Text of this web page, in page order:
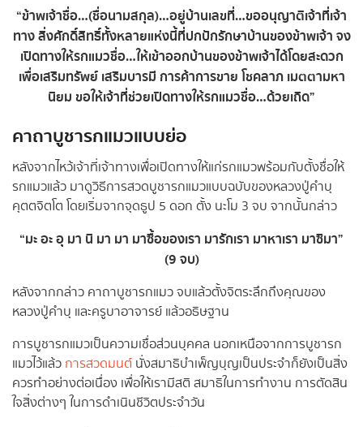
“ข้าพเจ้าชื่อ…(ชื่อนามสกุล)…อยู่บ้านเลขที่…ขออนุญาติเจ้าที่เจ้า
ทาง สิ่งศักดิ์สิทธิ์ทั้งหลายแห่งนี้ที่ปกปักรักษาบ้านของข้าพเจ้า จง
เปิดทางให้รกแมวชื่อ…ให้เข้าออกบ้านของข้าพเจ้าได้โดยสะดวก
เพื่อเสริมทรัพย์ เสริมบารมี การค้าการขาย โชคลาภ เมตตามหา
นิยม ขอให้เจ้าที่ช่วยเปิดทางให้รกแมวชื่อ…ด้วยเถิด”
คาถาบูชารกแมวแบบย่อ
หลังจากไหว้เจ้าที่เจ้าทางเพื่อเปิดทางให้แก่รกแมวพร้อมกับตั้งชื่อให้
รกแมวแล้ว มาดูวิธีการสวดบูชารกแมวแบบฉบับของหลวงปู่คำบุ
คุตตจิตโต โดยเริ่มจากจุดธูป 5 ดอก ตั้ง นะโม 3 จบ จากนั้นกล่าว
“มะ อะ อุ มา นิ มา มา มาซื้อของเรา มารักเรา มาหาเรา มาซิมา”
(9 จบ)
หลังจากกล่าว คาถาบูชารกแมว จบแล้วตั้งจิตระลึกถึงคุณของ
หลวงปู่คำบุ และครูบาอาจารย์ แล้วอธิษฐาน
การบูชารกแมวเป็นความเชื่อส่วนบุคคล นอกเหนือจากการบูชารก
แมวไว้แล้ว การสวดมนต์ นั่งสมาธิบำเพ็ญบุญเป็นประจำก็ยังเป็นสิ่ง
ควรทำอย่างต่อเนื่อง เพื่อให้เรามีสติ สมาธิในการทำงาน การตัดสิน
ใจสิ่งต่างๆ ในการดำเนินชีวิตประจำวัน